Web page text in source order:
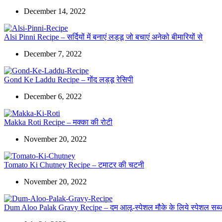
December 14, 2022
Alsi Pinni Recipe – सर्दियों में बनाएं लड्डू जो बचाएं अनेको बीमारियों से
December 7, 2022
Gond Ke Laddu Recipe – गोंद लड्डू रेसिपी
December 6, 2022
Makka Roti Recipe – मक्का की रोटी
November 20, 2022
Tomato Ki Chutney Recipe – टमाटर की चटनी
November 20, 2022
Dum Aloo Palak Gravy Recipe – दम आलू-स्पेशल मौके के लिये स्पेशल